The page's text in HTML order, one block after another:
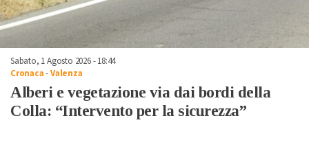
Sabato, 1 Agosto 2026 - 18:44
Cronaca-Valenza
Alberi e vegetazione via dai bordi della
Colla: “Intervento per la sicurezza”